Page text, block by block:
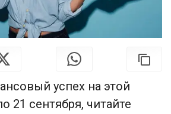
успех на этой
21 сентября, читайте